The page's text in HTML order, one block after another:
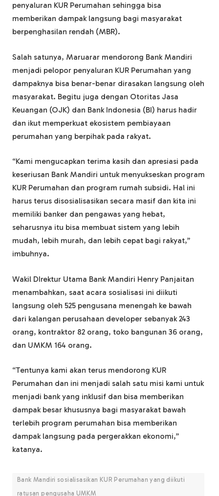
penyaluran KUR Perumahan sehingga bisa
memberikan dampak langsung bagi masyarakat
berpenghasilan rendah (MBR).
Salah satunya, Maruarar mendorong Bank Mandiri
menjadi pelopor penyaluran KUR Perumahan yang
dampaknya bisa benar-benar dirasakan langsung oleh
masyarakat. Begitu juga dengan Otoritas Jasa
Keuangan (OJK) dan Bank Indonesia (BI) harus hadir
dan ikut memperkuat ekosistem pembiayaan
perumahan yang berpihak pada rakyat.
“Kami mengucapkan terima kasih dan apresiasi pada
keseriusan Bank Mandiri untuk menyukseskan program
KUR Perumahan dan program rumah subsidi. Hal ini
harus terus disosialisasikan secara masif dan kita ini
memiliki banker dan pengawas yang hebat,
seharusnya itu bisa membuat sistem yang lebih
mudah, lebih murah, dan lebih cepat bagi rakyat,”
imbuhnya.
Wakil DIrektur Utama Bank Mandiri Henry Panjaitan
menambahkan, saat acara sosialisasi ini diikuti
langsung oleh 525 pengusana menengah ke bawah
dari kalangan perusahaan developer sebanyak 243
orang, kontraktor 82 orang, toko bangunan 36 orang,
dan UMKM 164 orang.
“Tentunya kami akan terus mendorong KUR
Perumahan dan ini menjadi salah satu misi kami untuk
menjadi bank yang inklusif dan bisa memberikan
dampak besar khususnya bagi masyarakat bawah
terlebih program perumahan bisa memberikan
dampak langsung pada pergerakkan ekonomi,”
katanya.
Bank Mandiri sosialisasikan KUR Perumahan yang diikuti
ratusan pengusaha UMKM